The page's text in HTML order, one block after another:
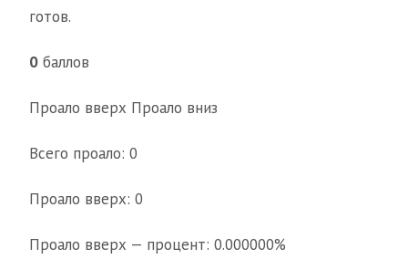
готов.
0 баллов
Проало вверх Проало вниз
Всего проало: 0
Проало вверх: 0
Проало вверх — процент: 0.000000%